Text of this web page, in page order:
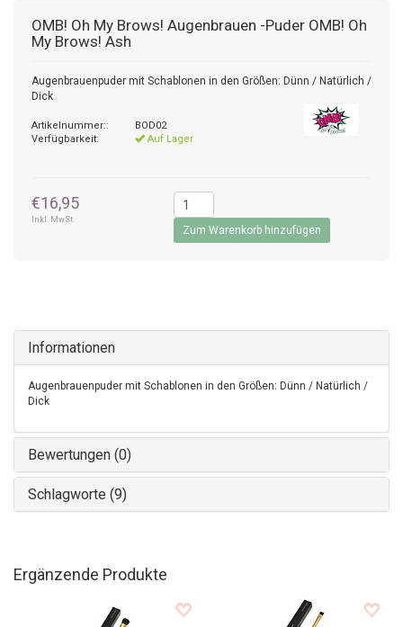
OMB! Oh My Brows! Augenbrauen -Puder OMB! Oh
My Brows! Ash
Augenbrauenpuder mit Schablonen in den Größen: Dünn / Natürlich /
Dick
Artikelnummer::
BOD02
Verfügbarkeit:
Auf Lager
€16,95
Inkl. MwSt.
Zum Warenkorb hinzufügen
Informationen
Augenbrauenpuder mit Schablonen in den Größen: Dünn / Natürlich /
Dick
Bewertungen (0)
Schlagworte (9)
Ergänzende Produkte